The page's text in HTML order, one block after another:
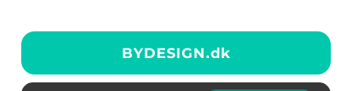
BYDESIGN.dk